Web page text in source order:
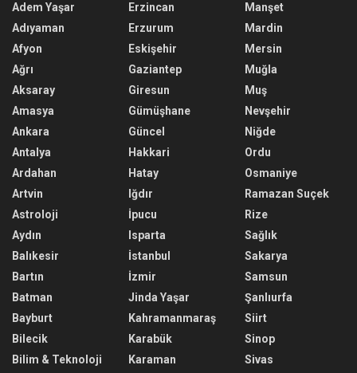
Adem Yaşar
Adıyaman
Afyon
Ağrı
Aksaray
Amasya
Ankara
Antalya
Ardahan
Artvin
Astroloji
Aydın
Balıkesir
Bartın
Batman
Bayburt
Bilecik
Bilim & Teknoloji
Erzincan
Erzurum
Eskişehir
Gaziantep
Giresun
Gümüşhane
Güncel
Hakkari
Hatay
Iğdır
İpucu
Isparta
İstanbul
İzmir
Jinda Yaşar
Kahramanmaraş
Karabük
Karaman
Manşet
Mardin
Mersin
Muğla
Muş
Nevşehir
Niğde
Ordu
Osmaniye
Ramazan Suçek
Rize
Sağlık
Sakarya
Samsun
Şanlıurfa
Siirt
Sinop
Sivas